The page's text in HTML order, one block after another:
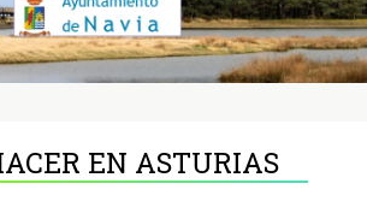
EN ASTURIAS